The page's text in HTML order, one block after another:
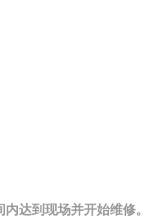
内达到现场并开始维修